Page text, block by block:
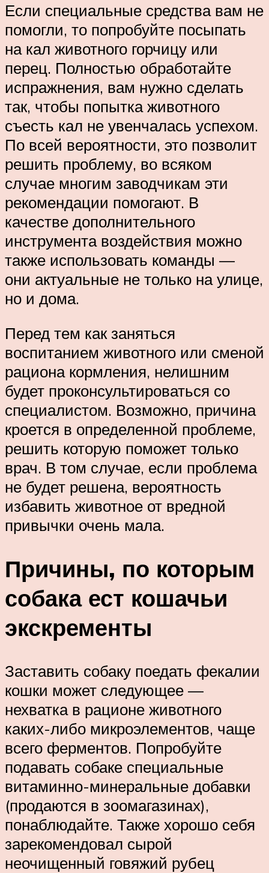
Если специальные средства вам не
помогли, то попробуйте посыпать
на кал животного горчицу или
перец. Полностью обработайте
испражнения, вам нужно сделать
так, чтобы попытка животного
съесть кал не увенчалась успехом.
По всей вероятности, это позволит
решить проблему, во всяком
случае многим заводчикам эти
рекомендации помогают. В
качестве дополнительного
инструмента воздействия можно
также использовать команды —
они актуальные не только на улице,
но и дома.
Перед тем как заняться
воспитанием животного или сменой
рациона кормления, нелишним
будет проконсультироваться со
специалистом. Возможно, причина
кроется в определенной проблеме,
решить которую поможет только
врач. В том случае, если проблема
не будет решена, вероятность
избавить животное от вредной
привычки очень мала.
Причины, по которым
собака ест кошачьи
экскременты
Заставить собаку поедать фекалии
кошки может следующее —
нехватка в рационе животного
каких-либо микроэлементов, чаще
всего ферментов. Попробуйте
подавать собаке специальные
витаминно-минеральные добавки
(продаются в зоомагазинах),
понаблюдайте. Также хорошо себя
зарекомендовал сырой
неочищенный говяжий рубец